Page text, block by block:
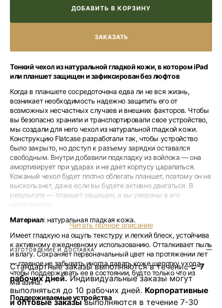
ДОБАВИТЬ В КОРЗИНУ
Тонкий чехол из натуральной гладкой кожи, в котором iPad
или планшет защищен и зафиксирован без люфтов
Когда в планшете сосредоточена едва ли не вся жизнь,
возникает необходимость надежно защитить его от
возможных несчастных случаев и внешних факторов. Чтобы
вы безопасно хранили и транспортировали свое устройство,
мы создали для него чехол из натуральной гладкой кожи.
Конструкцию Flatcase разработали так, чтобы устройство
было закрыто, но доступ к разъему зарядки оставался
свободным. Внутри добавили подкладку из войлока — она
амортизирует при ударах и не дает корпусу царапаться.
Кожаный чехол будет плотно облегать планшет, поэтому он не
выскользнет, даже если вы будете активно двигаться. В
результате — планшет защищен, а вы уверены в его
Материал: натуральная гладкая кожа.
Имеет гладкую на ощупь текстуру и легкий блеск, устойчива
к активному ежедневному использованию. Отталкивает пыль
и влагу. Сохраняет первоначальный цвет на протяжении лет
— главное не забывать иногда давать коже щепоткуухода,
чтобы поддерживать ее в состоянии, будто только что из
магазина.
Поддерживаемые устройства
Читать полное описание
ИЗГОТОВЛЕНИЕ И ДОСТАВКА
Стандартные заказы выполняются в течение5-7
рабочих дней.Индивидуальные заказы могут
выполняться до 10 рабочих дней. Корпоративные
и оптовые заказывыполняются в течение 7-30